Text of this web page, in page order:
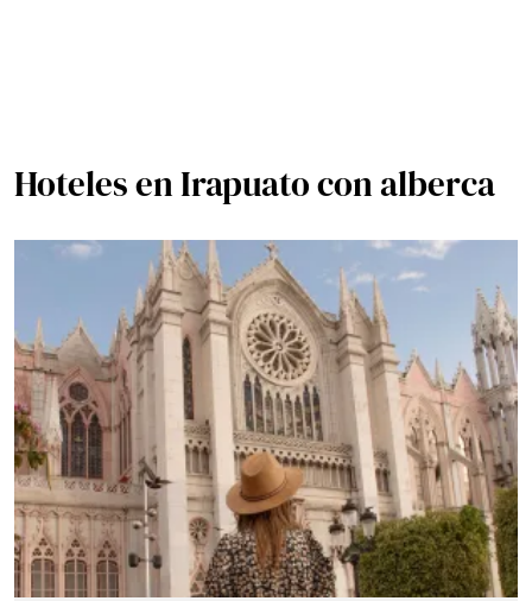
Hoteles en Irapuato con alberca